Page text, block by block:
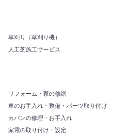
草刈り（草刈り機）
人工芝施工サービス
リフォーム・家の修繕
車のお手入れ・整備・パーツ取り付け
カバンの修理・お手入れ
家電の取り付け・設定